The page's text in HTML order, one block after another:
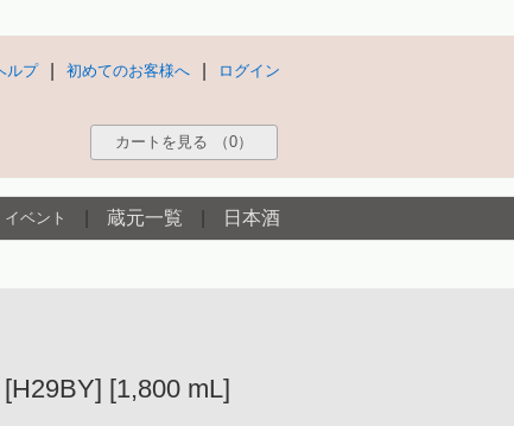
ログイン
初めてのお客様へ
ルプ
カートを見る （0）
イベント 蔵元一覧 日本酒
[1,800 mL]